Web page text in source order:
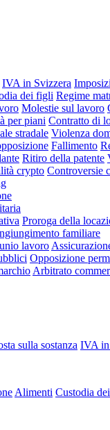
IVA in Svizzera
dei figli Regime
Molestie sul lavoro
per piani Contratto di
stradale Violenza
Fallimento
Ritiro della patente
crypto Controversie
Proroga della
familiare
lavoro
Opposizione
Arbitrato
sulla sostanza IVA in
Alimenti Custodia